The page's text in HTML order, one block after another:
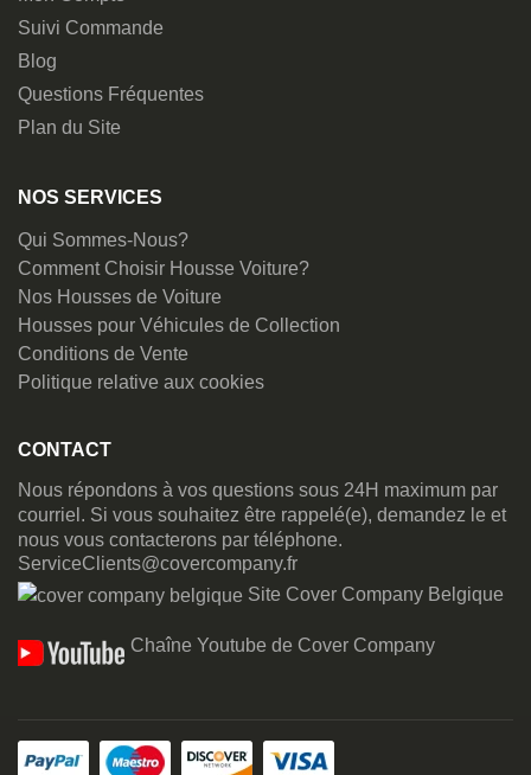
Suivi Commande
Blog
Questions Fréquentes
Plan du Site
NOS SERVICES
Qui Sommes-Nous?
Comment Choisir Housse Voiture?
Nos Housses de Voiture
Housses pour Véhicules de Collection
Conditions de Vente
Politique relative aux cookies
CONTACT
Nous répondons à vos questions sous 24H maximum par
courriel. Si vous souhaitez être rappelé(e), demandez le et
nous vous contacterons par téléphone.
ServiceClients@covercompany.fr
Site Cover Company Belgique
Chaîne Youtube de Cover Company